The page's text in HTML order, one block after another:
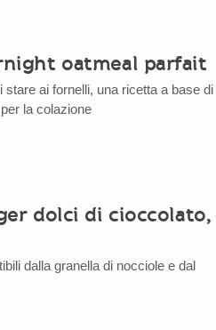
oatmeal parfait
ai fornelli, una ricetta a base di
la colazione
dolci di cioccolato,
dalla granella di nocciole e dal